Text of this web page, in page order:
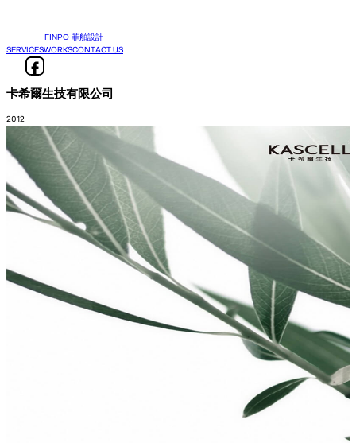
FINPO 菲舶設計
SERVICESWORKSCONTACT US
卡希爾生技有限公司
2012